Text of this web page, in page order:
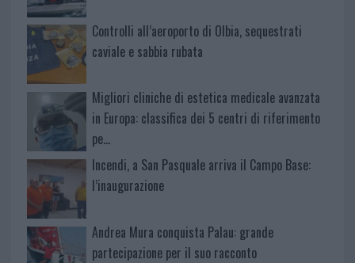
Controlli all’aeroporto di Olbia, sequestrati
caviale e sabbia rubata
Migliori cliniche di estetica medicale avanzata
in Europa: classifica dei 5 centri di riferimento
pe…
Incendi, a San Pasquale arriva il Campo Base:
l’inaugurazione
Andrea Mura conquista Palau: grande
partecipazione per il suo racconto